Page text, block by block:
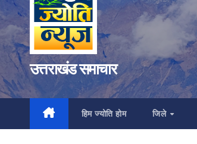
उत्तराखंड समाचार
हिम ज्योति होम जिले